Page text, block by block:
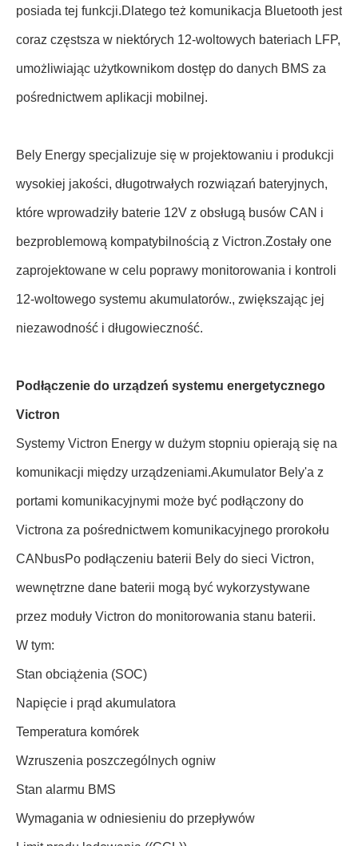
posiada tej funkcji.Dlatego też komunikacja Bluetooth jest
coraz częstsza w niektórych 12-woltowych bateriach LFP,
umożliwiając użytkownikom dostęp do danych BMS za
pośrednictwem aplikacji mobilnej.
Bely Energy specjalizuje się w projektowaniu i produkcji
wysokiej jakości, długotrwałych rozwiązań bateryjnych,
które wprowadziły baterie 12V z obsługą busów CAN i
bezproblemową kompatybilnością z Victron.Zostały one
zaprojektowane w celu poprawy monitorowania i kontroli
12-woltowego systemu akumulatorów., zwiększając jej
niezawodność i długowieczność.
Podłączenie do urządzeń systemu energetycznego
Victron
Systemy Victron Energy w dużym stopniu opierają się na
komunikacji między urządzeniami.Akumulator Bely'a z
portami komunikacyjnymi może być podłączony do
Victrona za pośrednictwem komunikacyjnego prorokołu
CANbusPo podłączeniu baterii Bely do sieci Victron,
wewnętrzne dane baterii mogą być wykorzystywane
przez moduły Victron do monitorowania stanu baterii.
W tym:
Stan obciążenia (SOC)
Napięcie i prąd akumulatora
Temperatura komórek
Wzruszenia poszczególnych ogniw
Stan alarmu BMS
Wymagania w odniesieniu do przepływów